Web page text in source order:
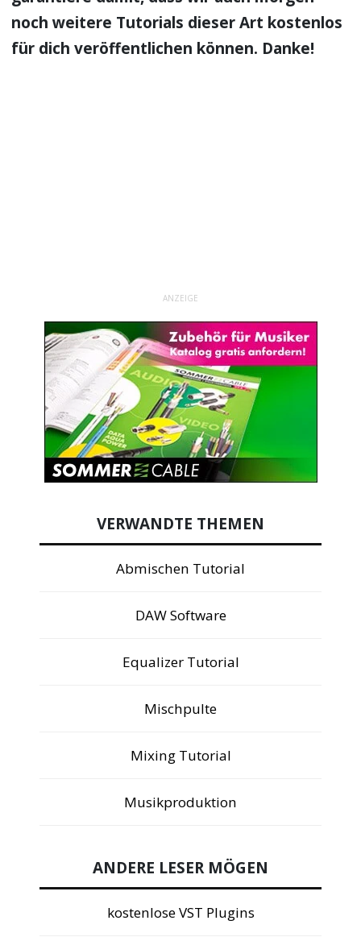
noch weitere Tutorials dieser Art kostenlos
für dich veröffentlichen können. Danke!
ANZEIGE
VERWANDTE THEMEN
Abmischen Tutorial
DAW Software
Equalizer Tutorial
Mischpulte
Mixing Tutorial
Musikproduktion
ANDERE LESER MÖGEN
kostenlose VST Plugins